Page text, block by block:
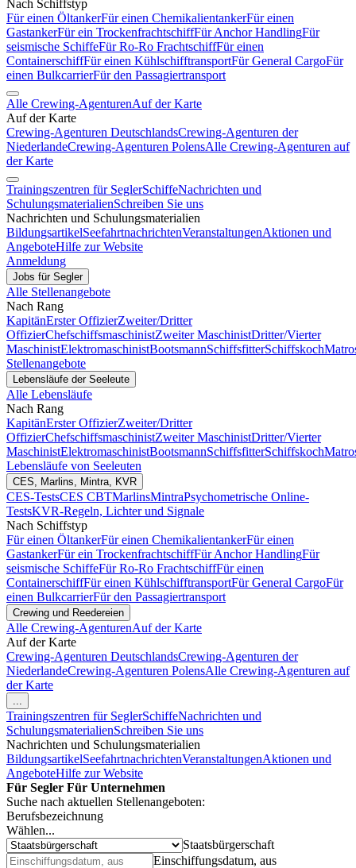
Nach Schiffstyp
Für einen ÖltankerFür einen ChemikalientankerFür einen
GastankerFür ein TrockenfrachtschiffFür Anchor HandlingFür
seismische SchiffeFür Ro-Ro FrachtschiffFür einen
ContainerschiffFür einen KühlschifftransportFür General CargoFür
einen BulkcarrierFür den Passagiertransport
Alle Crewing-AgenturenAuf der Karte
Auf der Karte
Crewing-Agenturen DeutschlandsCrewing-Agenturen der
NiederlandeCrewing-Agenturen PolensAlle Crewing-Agenturen auf
der Karte
Trainingszentren für SeglerSchiffeNachrichten und
SchulungsmaterialienSchreiben Sie uns
Nachrichten und Schulungsmaterialien
BildungsartikelSeefahrtnachrichtenVeranstaltungenAktionen und
AngeboteHilfe zur Website
Anmeldung
Jobs für Segler
Alle Stellenangebote
Nach Rang
KapitänErster OffizierZweiter/Dritter
OffizierChefschiffsmaschinistZweiter MaschinistDritter/Vierter
MaschinistElektromaschinistBootsmannSchiffsfitterSchiffskoch
Stellenangebote
Lebensläufe der Seeleute
Alle Lebensläufe
Nach Rang
KapitänErster OffizierZweiter/Dritter
OffizierChefschiffsmaschinistZweiter MaschinistDritter/Vierter
MaschinistElektromaschinistBootsmannSchiffsfitterSchiffskoch
Lebensläufe von Seeleuten
CES, Marlins, Mintra, KVR
CES-TestsCES CBTMarlinsMintraPsychometrische Online-
TestsKVR-Regeln, Lichter und Signale
Nach Schiffstyp
Für einen ÖltankerFür einen ChemikalientankerFür einen
GastankerFür ein TrockenfrachtschiffFür Anchor HandlingFür
seismische SchiffeFür Ro-Ro FrachtschiffFür einen
ContainerschiffFür einen KühlschifftransportFür General CargoFür
einen BulkcarrierFür den Passagiertransport
Crewing und Reedereien
Alle Crewing-AgenturenAuf der Karte
Auf der Karte
Crewing-Agenturen DeutschlandsCrewing-Agenturen der
NiederlandeCrewing-Agenturen PolensAlle Crewing-Agenturen auf
der Karte
...
Trainingszentren für SeglerSchiffeNachrichten und
SchulungsmaterialienSchreiben Sie uns
Nachrichten und Schulungsmaterialien
BildungsartikelSeefahrtnachrichtenVeranstaltungenAktionen und
AngeboteHilfe zur Website
Für Segler Für Unternehmen
Suche nach aktuellen Stellenangeboten:
Berufsbezeichnung
Wählen...
Staatsbürgerschaft
Einschiffungsdatum, aus